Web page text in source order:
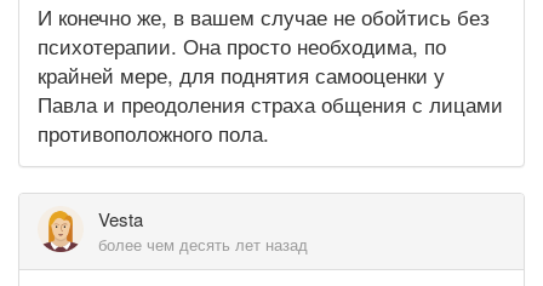
И конечно же, в вашем случае не обойтись без
психотерапии. Она просто необходима, по
крайней мере, для поднятия самооценки у
Павла и преодоления страха общения с лицами
противоположного пола.
Vesta
более чем десять лет назад